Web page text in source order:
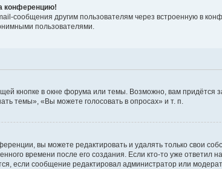
конференцию!
сообщения другим пользователям через встроенную в
пользователями.
кнопке в окне форума или темы. Возможно, вам придётся
темы», «Вы можете голосовать в опросах» и т. п.
вы можете редактировать и удалять только свои
времени после его создания. Если кто-то уже
если сообщение редактировал администратор или